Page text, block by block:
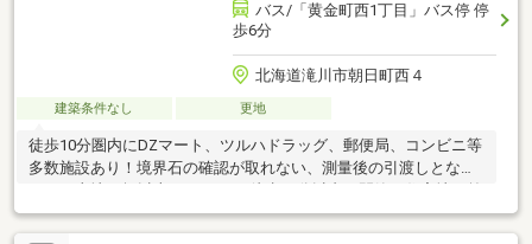
バス/「黄金町西1丁目」バス停 停
歩6分
北海道滝川市朝日町西４
建築条件なし 更地
徒歩10分圏内にDZマート、ツルハドラッグ、郵便局、コンビニ等
多数施設あり！境界石の確認が取れない、測量後の引渡しとなり
道６ｍ以上